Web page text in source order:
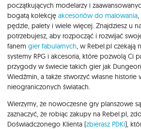
początkujących modelarzy i
bogatą kolekcję akcesoriów do malowania
pędzle, palety i wiele więcej. Znajdziesz u
potrzebujesz, aby rozpocząć i rozwijać
fanem gier fabularnych , w Rebel.pl czekają
systemy RPG i akcesoria, które pozwolą Ci
przygody w świecie takich gier jak
Wiedźmin, a także stworzyć własne historie
nieograniczonych światach.
Wierzymy, że nowoczesne gry planszowe
zaznaczyć, że robiąc zakupy na Rebel.pl,
Doświadczonego Klienta (zbierasz PDKi),